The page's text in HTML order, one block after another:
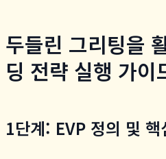
두들린 그리팅을
딩 전략 실행 가이
1단계: EVP 정의 및 핵